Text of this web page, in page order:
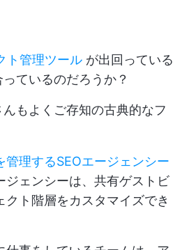
ト管理ツール が出回っている
ているのだろうか？
もよくご存知の古典的なフ
管理するSEOエージェンシー
ジェンシーは、共有ゲストビ
クト階層をカスタマイズでき